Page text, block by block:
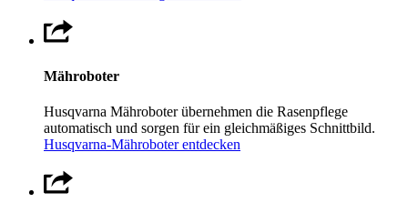
Mähroboter
Husqvarna Mähroboter übernehmen die Rasenpflege
automatisch und sorgen für ein gleichmäßiges Schnittbild.
Husqvarna-Mähroboter entdecken